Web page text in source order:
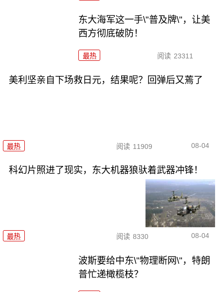
东大海军这一手\"普及牌\"，让美
西方彻底破防！
最热 阅读 23311
美利坚亲自下场救日元，结果呢？回弹后又蔫了
最热 阅读 11909 08-04
科幻片照进了现实，东大机器狼驮着武器冲锋！
最热 阅读 8330 08-04
波斯要给中东\"物理断网\"，特朗
普忙递橄榄枝？